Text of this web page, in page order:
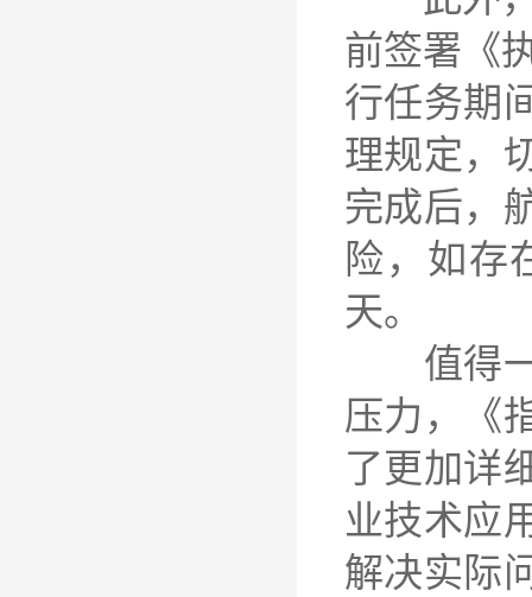
前签署《
行任务期
理规定，
完成后，
险，如存
天。
值得一
压力，《
了更加详
业技术应
解决实际